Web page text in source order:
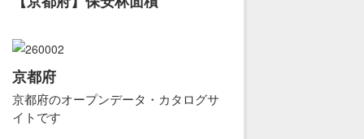
京都府
京都府のオープンデータ・カタログサ
イトです